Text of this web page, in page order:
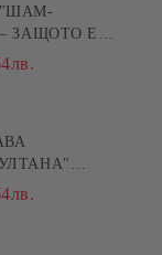
ЗАЩОТО Е